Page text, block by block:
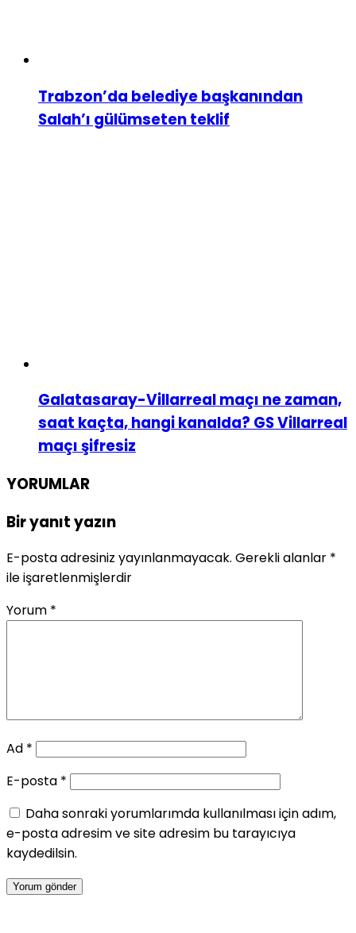
Trabzon’da belediye başkanından
Salah’ı gülümseten teklif
Galatasaray-Villarreal maçı ne zaman,
saat kaçta, hangi kanalda? GS Villarreal
maçı şifresiz
YORUMLAR
Bir yanıt yazın
E-posta adresiniz yayınlanmayacak. Gerekli alanlar *
ile işaretlenmişlerdir
Yorum *
Ad *
E-posta *
Daha sonraki yorumlarımda kullanılması için adım,
e-posta adresim ve site adresim bu tarayıcıya
kaydedilsin.